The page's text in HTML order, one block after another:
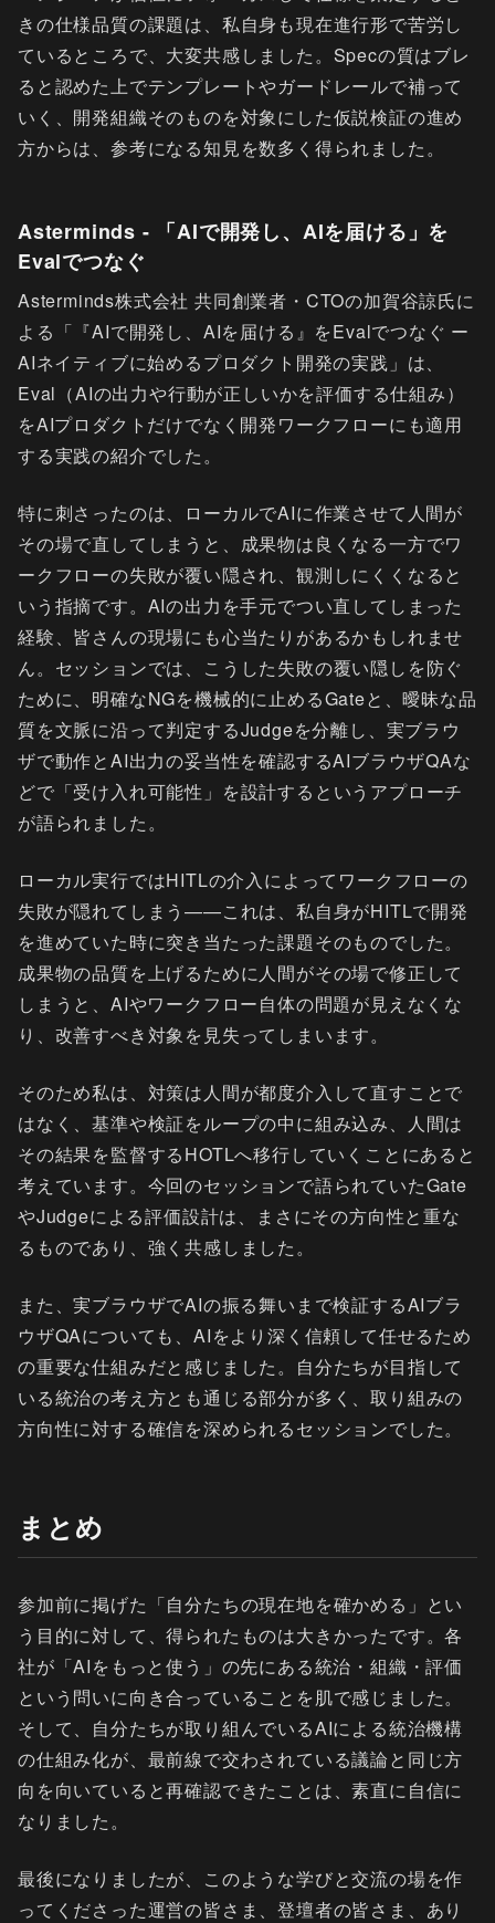
きの仕様品質の課題は、私自身も現在進行形で苦労し
ているところで、大変共感しました。Specの質はブレ
ると認めた上でテンプレートやガードレールで補って
いく、開発組織そのものを対象にした仮説検証の進め
方からは、参考になる知見を数多く得られました。
Asterminds - 「AIで開発し、AIを届ける」を
Evalでつなぐ
Asterminds株式会社 共同創業者・CTOの加賀谷諒氏に
よる「『AIで開発し、AIを届ける』をEvalでつなぐ ー
AIネイティブに始めるプロダクト開発の実践」は、
Eval（AIの出力や行動が正しいかを評価する仕組み）
をAIプロダクトだけでなく開発ワークフローにも適用
する実践の紹介でした。
特に刺さったのは、ローカルでAIに作業させて人間が
その場で直してしまうと、成果物は良くなる一方でワ
ークフローの失敗が覆い隠され、観測しにくくなると
いう指摘です。AIの出力を手元でつい直してしまった
経験、皆さんの現場にも心当たりがあるかもしれませ
ん。セッションでは、こうした失敗の覆い隠しを防ぐ
ために、明確なNGを機械的に止めるGateと、曖昧な品
質を文脈に沿って判定するJudgeを分離し、実ブラウ
ザで動作とAI出力の妥当性を確認するAIブラウザQAな
どで「受け入れ可能性」を設計するというアプローチ
が語られました。
ローカル実行ではHITLの介入によってワークフローの
失敗が隠れてしまう——これは、私自身がHITLで開発
を進めていた時に突き当たった課題そのものでした。
成果物の品質を上げるために人間がその場で修正して
しまうと、AIやワークフロー自体の問題が見えなくな
り、改善すべき対象を見失ってしまいます。
そのため私は、対策は人間が都度介入して直すことで
はなく、基準や検証をループの中に組み込み、人間は
その結果を監督するHOTLへ移行していくことにあると
考えています。今回のセッションで語られていたGate
やJudgeによる評価設計は、まさにその方向性と重な
るものであり、強く共感しました。
また、実ブラウザでAIの振る舞いまで検証するAIブラ
ウザQAについても、AIをより深く信頼して任せるため
の重要な仕組みだと感じました。自分たちが目指して
いる統治の考え方とも通じる部分が多く、取り組みの
方向性に対する確信を深められるセッションでした。
まとめ
参加前に掲げた「自分たちの現在地を確かめる」とい
う目的に対して、得られたものは大きかったです。各
社が「AIをもっと使う」の先にある統治・組織・評価
という問いに向き合っていることを肌で感じました。
そして、自分たちが取り組んでいるAIによる統治機構
の仕組み化が、最前線で交わされている議論と同じ方
向を向いていると再確認できたことは、素直に自信に
なりました。
最後になりましたが、このような学びと交流の場を作
ってくださった運営の皆さま、登壇者の皆さま、あり